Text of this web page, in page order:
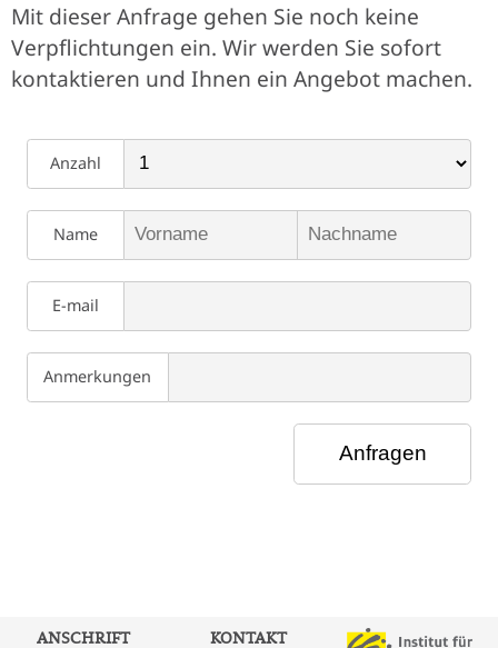
Mit dieser Anfrage gehen Sie noch keine
Verpflichtungen ein. Wir werden Sie sofort
kontaktieren und Ihnen ein Angebot machen.
Anzahl
Name
E-mail
Anmerkungen
ANSCHRIFT KONTAKT